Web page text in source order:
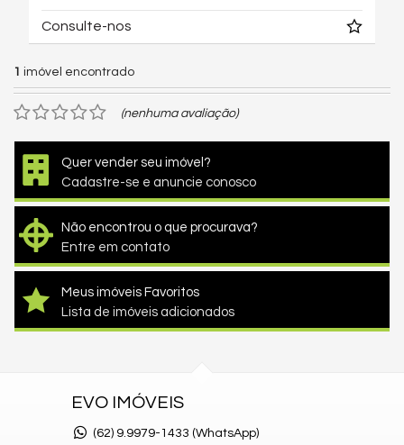
Consulte-nos
1 imóvel encontrado
(nenhuma avaliação)
Quer vender seu imóvel?
Cadastre-se e anuncie conosco
Não encontrou o que procurava?
Entre em contato
Meus imóveis Favoritos
Lista de imóveis adicionados
EVO IMÓVEIS
(62) 9.9979-1433 (WhatsApp)